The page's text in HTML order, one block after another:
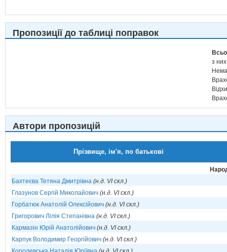
Пропозиції до таблиці поправок
з
Автори пропозицій
Прізвище, ім'я, по батькові
Бахтеєва Тетяна Дмитрівна (н.д. VI скл.)
Глазунов Сергій Миколайович (н.д. VI скл.)
Горбатюк Анатолій Олексійович (н.д. VI скл.)
Григорович Лілія Степанівна (н.д. VI скл.)
Кармазін Юрій Анатолійович (н.д. VI скл.)
Карпук Володимир Георгійович (н.д. VI скл.)